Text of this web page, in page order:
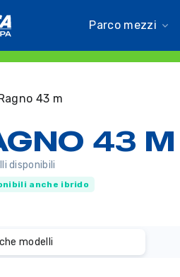
Parco mezzi
43 m
43 M
disponibili
anche ibrido
modelli